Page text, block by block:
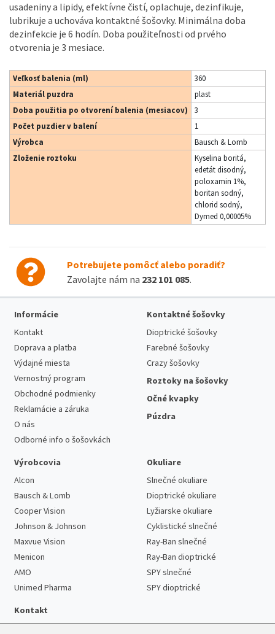
usadeninya lipidy, efektívne čistí, oplachuje, dezinfikuje,
lubrikuje a uchováva kontaktné šošovky. Minimálna doba
dezinfekcie je 6 hodín. Doba použiteľnosti od prvého
otvorenia je 3 mesiace.
Veľkosť balenia (ml)
360
Materiál puzdra
plast
Doba použitia po otvorení balenia (mesiacov)
3
Počet puzdier v balení
1
Výrobca
Bausch & Lomb
Zloženie roztoku
Kyselina boritá,
edetát disodný,
poloxamin 1%,
boritan sodný,
chlorid sodný,
Dymed 0,00005%
Potrebujete pomôcť alebo poradiť?
Zavolajte nám na 232 101 085.
Informácie
Kontakt
Doprava a platba
Výdajné miesta
Vernostný program
Obchodné podmienky
Reklamácie a záruka
O nás
Odborné info o šošovkách
Kontaktné šošovky
Dioptrické šošovky
Farebné šošovky
Crazy šošovky
Roztoky na šošovky
Očné kvapky
Púzdra
Výrobcovia
Alcon
Bausch & Lomb
Cooper Vision
Johnson & Johnson
Maxvue Vision
Menicon
AMO
Unimed Pharma
Okuliare
Slnečné okuliare
Dioptrické okuliare
Lyžiarske okuliare
Cyklistické slnečné
Ray-Ban slnečné
Ray-Ban dioptrické
SPY slnečné
SPY dioptrické
Kontakt